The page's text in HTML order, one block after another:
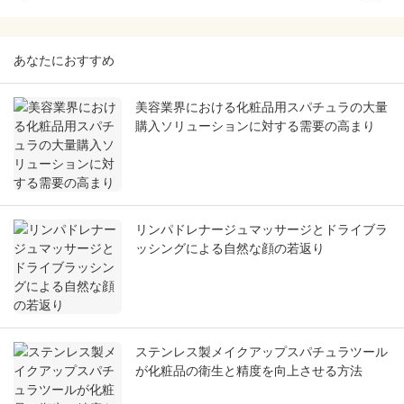
あなたにおすすめ
美容業界における化粧品用スパチュラの大量
購入ソリューションに対する需要の高まり
リンパドレナージュマッサージとドライブラ
ッシングによる自然な顔の若返り
ステンレス製メイクアップスパチュラツール
が化粧品の衛生と精度を向上させる方法